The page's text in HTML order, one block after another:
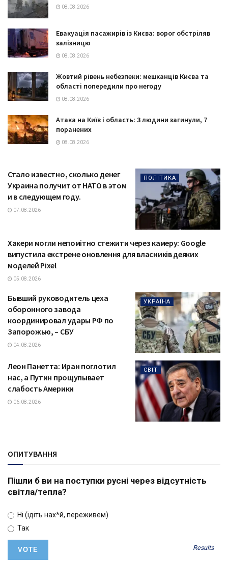
08.08.2026
Евакуація пасажирів із Києва: ворог обстріляв
залізницю
08.08.2026
Жовтий рівень небезпеки: мешканців Києва та
області попередили про негоду
08.08.2026
Атака на Київ і область: 3 людини загинули, 7
поранених
08.08.2026
ПОЛІТИКА
Стало известно, сколько денег
Украина получит от НАТО в этом
и в следующем году.
07.08.2026
ТЕХНОЛОГІЇ
Хакери могли непомітно стежити через камеру: Google
випустила екстрене оновлення для власників деяких
моделей Pixel
05.08.2026
УКРАЇНА
Бывший руководитель цеха
оборонного завода
координировал удары РФ по
Запорожью, – СБУ
04.08.2026
СВІТ
Леон Панетта: Иран поглотил
нас, а Путин прощупывает
слабость Америки
06.08.2026
ОПИТУВАННЯ
Пішли б ви на поступки русні через відсутність
світла/тепла?
Ні (ідіть нах*й, переживем)
Так
Results